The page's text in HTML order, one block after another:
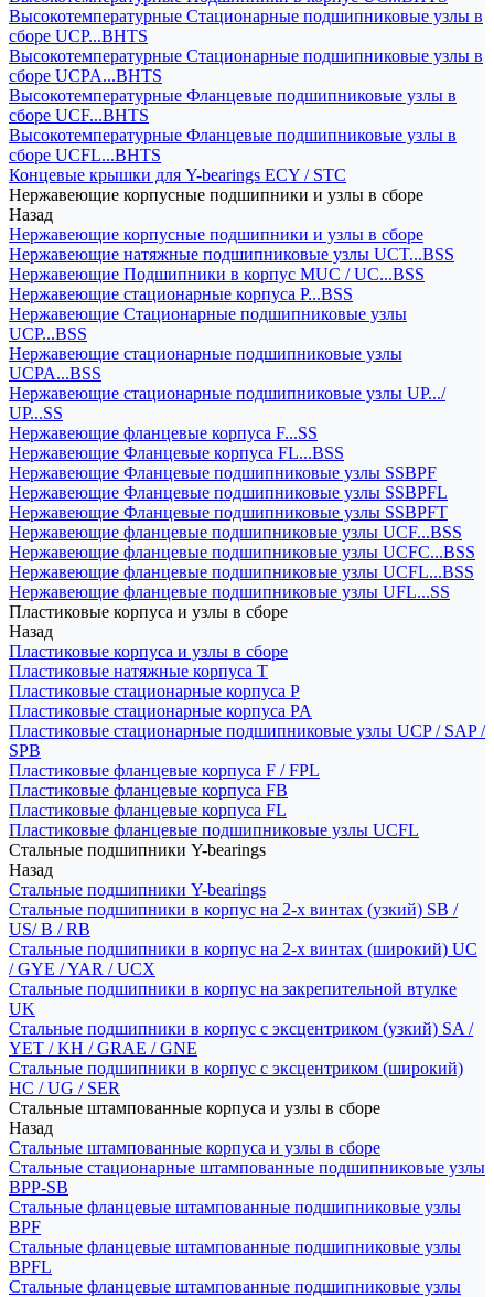
Высокотемпературные Стационарные подшипниковые узлы в
сборе UCP...BHTS
Высокотемпературные Стационарные подшипниковые узлы в
сборе UCPA...BHTS
Высокотемпературные Фланцевые подшипниковые узлы в
сборе UCF...BHTS
Высокотемпературные Фланцевые подшипниковые узлы в
сборе UCFL...BHTS
Концевые крышки для Y-bearings ECY / STC
Нержавеющие корпусные подшипники и узлы в сборе
Назад
Нержавеющие корпусные подшипники и узлы в сборе
Нержавеющие натяжные подшипниковые узлы UCT...BSS
Нержавеющие Подшипники в корпус MUC / UC...BSS
Нержавеющие стационарные корпуса P...BSS
Нержавеющие Стационарные подшипниковые узлы
UCP...BSS
Нержавеющие стационарные подшипниковые узлы
UCPA...BSS
Нержавеющие стационарные подшипниковые узлы UP.../
UP...SS
Нержавеющие фланцевые корпуса F...SS
Нержавеющие Фланцевые корпуса FL...BSS
Нержавеющие Фланцевые подшипниковые узлы SSBPF
Нержавеющие Фланцевые подшипниковые узлы SSBPFL
Нержавеющие Фланцевые подшипниковые узлы SSBPFT
Нержавеющие фланцевые подшипниковые узлы UCF...BSS
Нержавеющие фланцевые подшипниковые узлы UCFC...BSS
Нержавеющие фланцевые подшипниковые узлы UCFL...BSS
Нержавеющие фланцевые подшипниковые узлы UFL...SS
Пластиковые корпуса и узлы в сборе
Назад
Пластиковые корпуса и узлы в сборе
Пластиковые натяжные корпуса T
Пластиковые стационарные корпуса P
Пластиковые стационарные корпуса PA
Пластиковые стационарные подшипниковые узлы UCP / SAP /
SPB
Пластиковые фланцевые корпуса F / FPL
Пластиковые фланцевые корпуса FB
Пластиковые фланцевые корпуса FL
Пластиковые фланцевые подшипниковые узлы UCFL
Стальные подшипники Y-bearings
Назад
Стальные подшипники Y-bearings
Стальные подшипники в корпус на 2-х винтах (узкий) SB /
US/ B / RB
Стальные подшипники в корпус на 2-х винтах (широкий) UC
/ GYE / YAR / UCX
Стальные подшипники в корпус на закрепительной втулке
UK
Стальные подшипники в корпус с эксцентриком (узкий) SA /
YET / KH / GRAE / GNE
Стальные подшипники в корпус с эксцентриком (широкий)
HC / UG / SER
Стальные штампованные корпуса и узлы в сборе
Назад
Стальные штампованные корпуса и узлы в сборе
Стальные стационарные штампованные подшипниковые узлы
BPP-SB
Стальные фланцевые штампованные подшипниковые узлы
BPF
Стальные фланцевые штампованные подшипниковые узлы
BPFL
Стальные фланцевые штампованные подшипниковые узлы